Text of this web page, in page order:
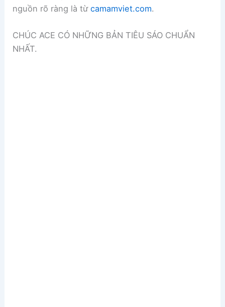
nguồn rõ ràng là từcamamviet.com.
CHÚC ACE CÓ NHỮNG BẢN TIÊU SÁO CHUẨN
NHẤT.